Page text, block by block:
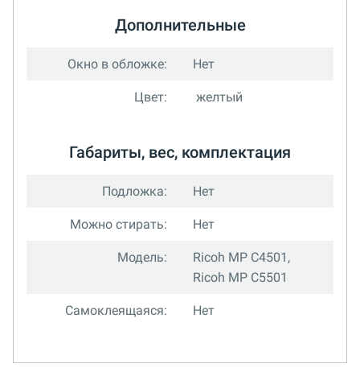
Дополнительные
Окно в обложке: Нет
Цвет: желтый
Габариты, вес, комплектация
Подложка: Нет
Можно стирать: Нет
Модель:
Ricoh MP C4501,
Ricoh MP C5501
Самоклеящаяся: Нет